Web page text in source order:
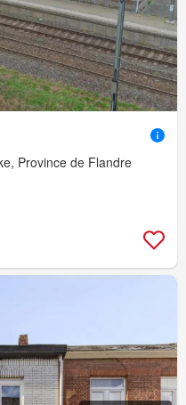
Province de Flandre